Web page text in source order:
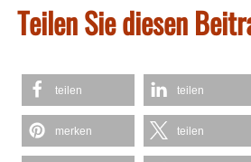
Teilen Sie diesen
teilen teilen
merken teilen